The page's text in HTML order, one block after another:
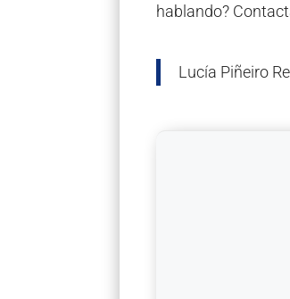
hablando?
Lucía Piñeiro